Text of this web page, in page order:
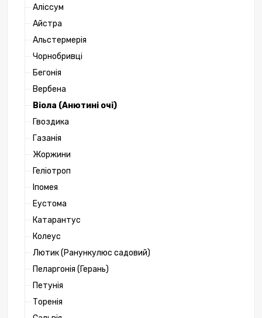
Аліссум
Айстра
Альстермерія
Чорнобривці
Бегонія
Вербена
Віола (Анютині очі)
Гвоздика
Газанія
Жоржини
Геліотроп
Іпомея
Еустома
Катарантус
Колеус
Лютик (Ранункулюс садовий)
Пеларгонія (Герань)
Петунія
Торенія